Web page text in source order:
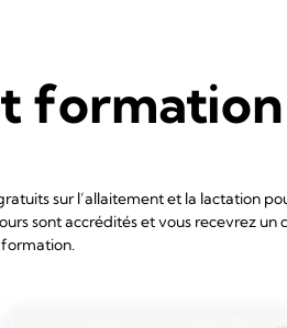
formation
sur l’allaitement et la lactation
sont accrédités et vous recevrez un
formation.